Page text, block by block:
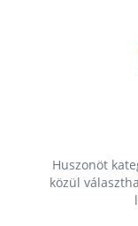
Huszonöt
közül